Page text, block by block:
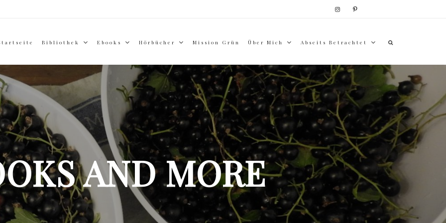
Bibliothek Ebooks Hörbücher Mission Grün Über Mich Abseits Betrachtet
AND MORE